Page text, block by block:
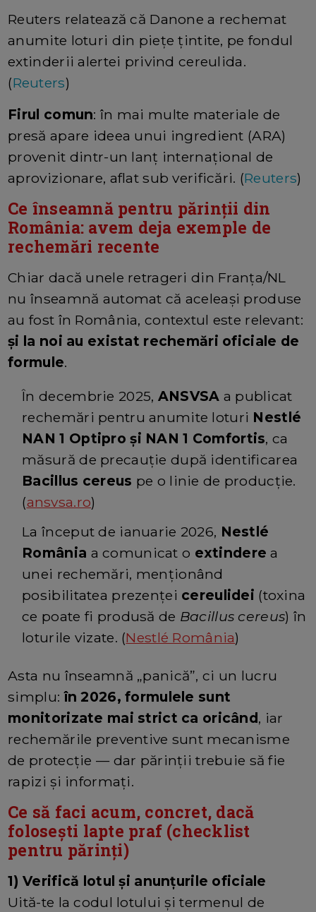
Reuters relatează că Danone a rechemat
anumite loturi din piețe țintite, pe fondul
extinderii alertei privind cereulida.
(Reuters)
Firul comun: în mai multe materiale de
presă apare ideea unui ingredient (ARA)
provenit dintr-un lanț internațional de
aprovizionare, aflat sub verificări. (Reuters)
Ce înseamnă pentru părinții din
România: avem deja exemple de
rechemări recente
Chiar dacă unele retrageri din Franța/NL
nu înseamnă automat că aceleași produse
au fost în România, contextul este relevant:
și la noi au existat rechemări oficiale de
formule.
În decembrie 2025, ANSVSA a publicat
rechemări pentru anumite loturi Nestlé
NAN 1 Optipro și NAN 1 Comfortis, ca
măsură de precauție după identificarea
Bacillus cereus pe o linie de producție.
(ansvsa.ro)
La început de ianuarie 2026, Nestlé
România a comunicat o extindere a
unei rechemări, menționând
posibilitatea prezenței cereulidei (toxina
ce poate fi produsă de Bacillus cereus) în
loturile vizate. (Nestlé România)
Asta nu înseamnă „panică”, ci un lucru
simplu:în 2026, formulele sunt
monitorizate mai strict ca oricând, iar
rechemările preventive sunt mecanisme
de protecție — dar părinții trebuie să fie
rapizi și informați.
Ce să faci acum, concret, dacă
folosești lapte praf (checklist
pentru părinți)
1) Verifică lotul și anunțurile oficiale
Uită-te la codul lotului și termenul de